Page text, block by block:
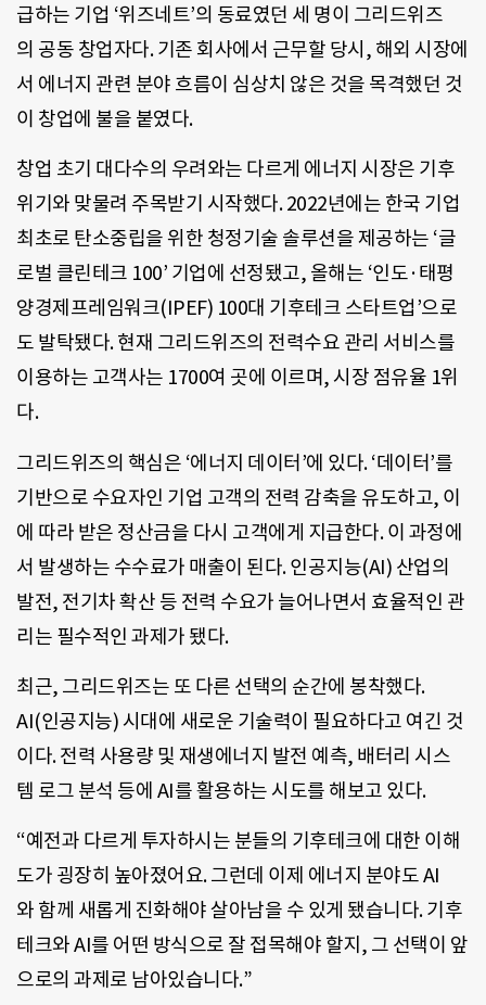
급하는 기업 ‘위즈네트’의 동료였던 세 명이 그리드위즈
의 공동 창업자다. 기존 회사에서 근무할 당시, 해외 시장에
서 에너지 관련 분야 흐름이 심상치 않은 것을 목격했던 것
이 창업에 불을 붙였다.
창업 초기 대다수의 우려와는 다르게 에너지 시장은 기후
위기와 맞물려 주목받기 시작했다. 2022년에는 한국 기업
최초로 탄소중립을 위한 청정기술 솔루션을 제공하는 ‘글
로벌 클린테크 100’ 기업에 선정됐고, 올해는 ‘인도·태평
양경제프레임워크(IPEF) 100대 기후테크 스타트업’으로
도 발탁됐다. 현재 그리드위즈의 전력수요 관리 서비스를
이용하는 고객사는 1700여 곳에 이르며, 시장 점유율 1위
다.
그리드위즈의 핵심은 ‘에너지 데이터’에 있다. ‘데이터’를
기반으로 수요자인 기업 고객의 전력 감축을 유도하고, 이
에 따라 받은 정산금을 다시 고객에게 지급한다. 이 과정에
서 발생하는 수수료가 매출이 된다. 인공지능(AI) 산업의
발전, 전기차 확산 등 전력 수요가 늘어나면서 효율적인 관
리는 필수적인 과제가 됐다.
최근, 그리드위즈는 또 다른 선택의 순간에 봉착했다.
AI(인공지능) 시대에 새로운 기술력이 필요하다고 여긴 것
이다. 전력 사용량 및 재생에너지 발전 예측, 배터리 시스
템 로그 분석 등에 AI를 활용하는 시도를 해보고 있다.
“예전과 다르게 투자하시는 분들의 기후테크에 대한 이해
도가 굉장히 높아졌어요. 그런데 이제 에너지 분야도 AI
와 함께 새롭게 진화해야 살아남을 수 있게 됐습니다. 기후
테크와 AI를 어떤 방식으로 잘 접목해야 할지, 그 선택이 앞
으로의 과제로 남아있습니다.”